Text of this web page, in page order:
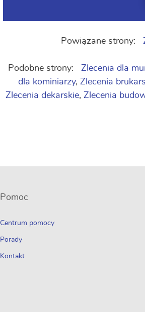
Powiązane strony:
Podobne strony: Zlecenia dla
dla kominiarzy, Zlecenia
Zlecenia dekarskie, Zlecenia
Pomoc
Centrum pomocy
Porady
Kontakt